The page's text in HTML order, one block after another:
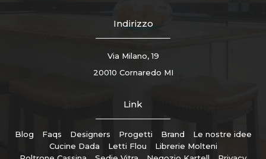
Indirizzo
Via Milano, 19
20010 Cornaredo MI
Link
Blog Faqs Designers Progetti Brand
Le nostre idee
Cucine Dada
Letti Flou
Librerie Molteni